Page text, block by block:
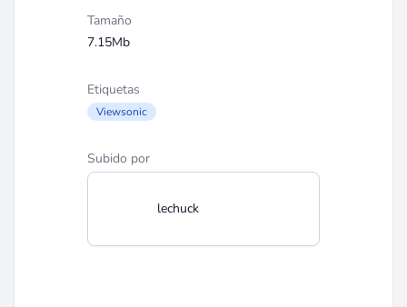
Tamaño
7.15Mb
Etiquetas
Viewsonic
Subido por
lechuck